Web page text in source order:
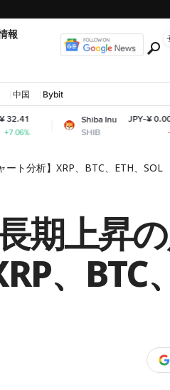
報
中国 Bybit
Shiba Inu
JPY-¥ 0.000743
ト分析】XRP、BTC、ETH、SOL
期上昇
、BTC